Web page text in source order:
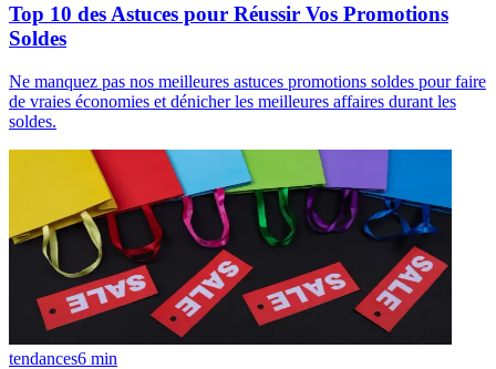
Top 10 des Astuces pour Réussir Vos Promotions
Soldes
Ne manquez pas nos meilleures astuces promotions soldes pour faire
de vraies économies et dénicher les meilleures affaires durant les
soldes.
tendances6 min